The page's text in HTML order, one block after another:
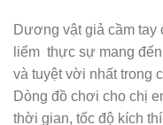
Dương vật giả cầm
liếm thực sự mang
và tuyệt vời nhất trong
Dòng đồ chơi cho chị
thời gian, tốc độ kích